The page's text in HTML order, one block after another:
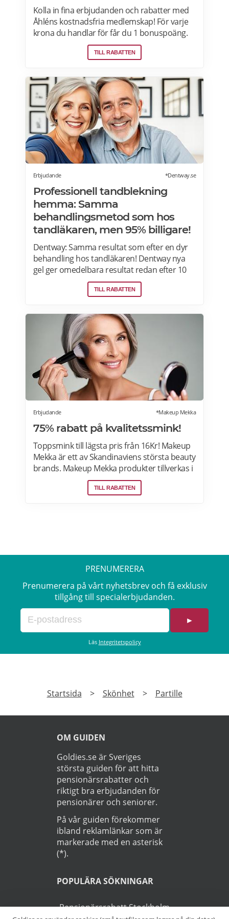
Kolla in fina erbjudanden och rabatter med
Åhléns kostnadsfria medlemskap! För varje
krona du handlar för får du 1 bonuspoäng.
Och för varje 1250 poäng, får du 25 kronor i
bonus. 10-30% välkomsterbjudande:
30% rabatt på ditt första köp som medlem.
Läs mer om pensionärsrabatter på Åhléns
här.
TILL RABATTEN
Erbjudande *Dentway.se
Professionell tandblekning
hemma: Samma
behandlingsmetod som hos
tandläkaren, men 95% billigare!
Dentway: Samma resultat som efter en dyr
behandling hos tandläkaren! Dentway nya
gel ger omedelbara resultat redan efter 10
minuter och verkar helt utan ilningar eller
irritation i tänderna. Den stärker även
Passar dig som har normalt till känsligt
tandkött eller tunn emalj eftersom
sammansättningen är helt PH-neutral vilket
gör att den inte skadar dina tänder eller
tandkött. Samma behandlingsmetod som
hos tandläkaren, men 70-95 % billigare. Läs
mer om Dentway Starter Kit här.
TILL RABATTEN
Erbjudande *Makeup Mekka
75% rabatt på kvalitetssmink!
Toppsmink till lägsta pris från 16Kr! Makeup
Mekka är ett av Skandinaviens största beauty
brands. Makeup Mekka produkter tillverkas i
samma fabriker som stora internationella
beauty brands. Fri frakt över 299:- Läs mer
TILL RABATTEN
PRENUMERERA
Prenumerera på vårt nyhetsbrev och få exklusiv
tillgång till specialerbjudanden.
►
Läs Integritetspolicy
Startsida > Skönhet > Partille
OM GUIDEN
Goldies.se är Sveriges
största guiden för att hitta
pensionärsrabatter och
riktigt bra erbjudanden för
pensionärer och seniorer.
På vår guiden förekommer
ibland reklamlänkar som är
markerade med en asterisk
(*).
POPULÄRA SÖKNINGAR
Pensionärsrabatt Stockholm